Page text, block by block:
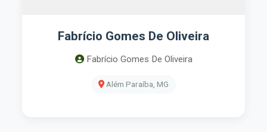
Fabrício Gomes De Oliveira
Fabrício Gomes De Oliveira
Além Paraíba, MG